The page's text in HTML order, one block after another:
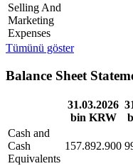
Selling And
Marketing
Expenses
Tümünü göster
Balance Sheet
31.03.2026
bin KRW
Cash and
Cash
Equivalents
157.892.900